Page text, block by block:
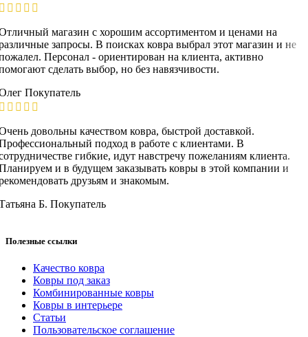
магазин с хорошим ассортиментом и ценами на
запросы. В поисках ковра выбрал этот магазин и не
Персонал - ориентирован на клиента, активно
сделать выбор, но без навязчивости.
Покупатель
довольны качеством ковра, быстрой доставкой.
подход в работе с клиентами. В
гибкие, идут навстречу пожеланиям клиента.
и в будущем заказывать ковры в этой компании и
друзьям и знакомым.
Б. Покупатель
Полезные ссылки
Качество ковра
Ковры под заказ
Комбинированные ковры
Ковры в интерьере
Статьи
Пользовательское соглашение